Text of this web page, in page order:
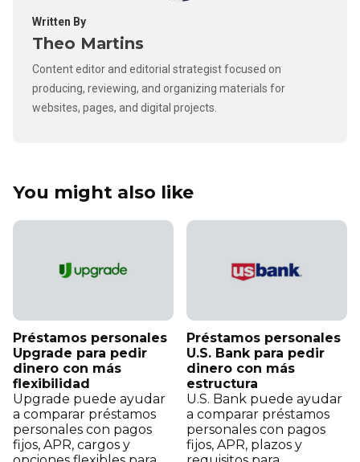
Written By
Theo Martins
Content editor and editorial strategist focused on
producing, reviewing, and organizing materials for
websites, pages, and digital projects.
You might also like
Préstamos personales
Upgrade para pedir
dinero con más
flexibilidad
Upgrade puede ayudar
a comparar préstamos
personales con pagos
fijos, APR, cargos y
Préstamos personales
U.S. Bank para pedir
dinero con más
estructura
U.S. Bank puede ayudar
a comparar préstamos
personales con pagos
fijos, APR, plazos y